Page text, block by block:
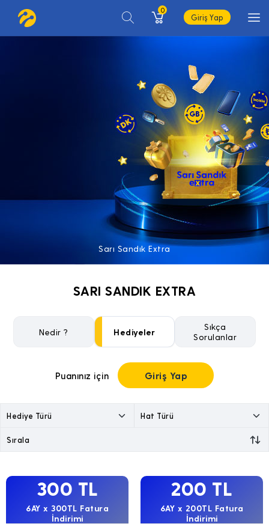
0
Giriş Yap
Sarı Sandık Extra
SARI SANDIK EXTRA
Nedir ? Hediyeler
Sıkça
Sorulanlar
Puanınız için Giriş Yap
300 TL
6AY x 300TL Fatura
İndirimi
200 TL
6AY x 200TL Fatura
İndirimi